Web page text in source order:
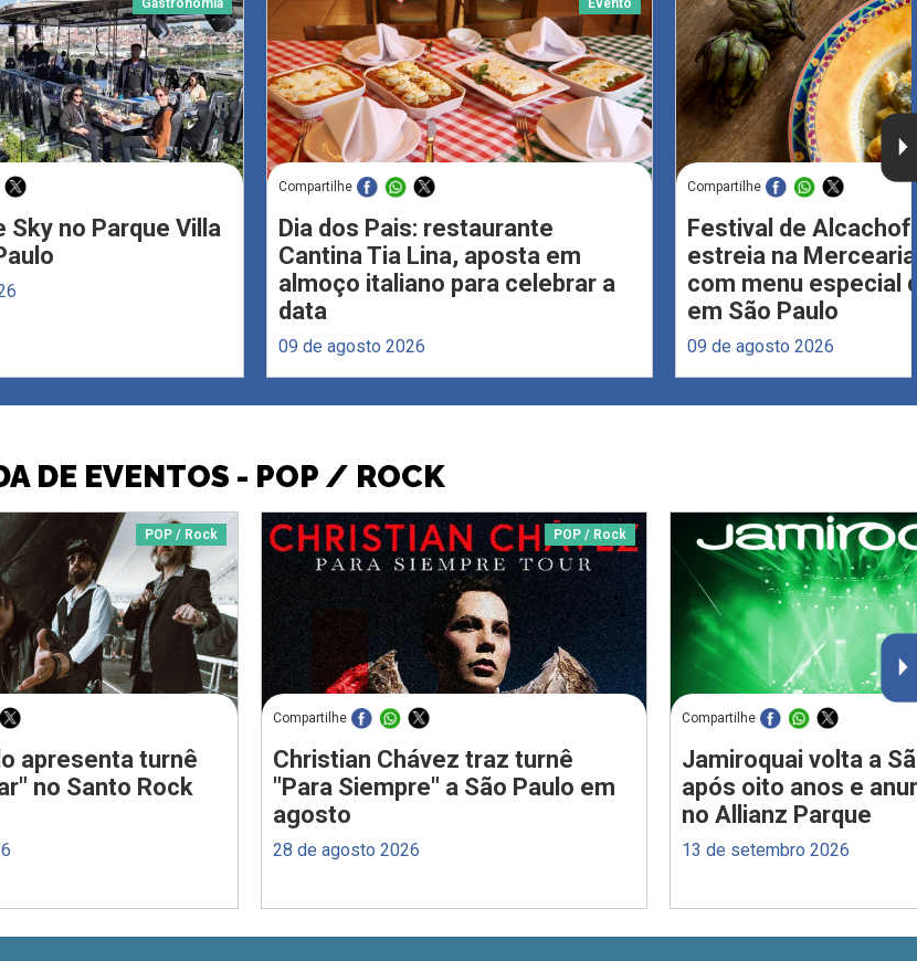
Sky no Parque Villa
Compartilhe
Dia dos Pais: restaurante
Cantina Tia Lina, aposta em
almoço italiano para celebrar a
data
09 de agosto 2026
Compartilhe
Festival de
estreia na
com menu especial
em São Paulo
09 de agosto 2026
DE EVENTOS - POP / ROCK
POP / Rock
apresenta turnê
no Santo Rock
POP / Rock
Compartilhe
Christian Chávez traz turnê
"Para Siempre" a São Paulo em
agosto
28 de agosto 2026
Compartilhe
Jamiroquai volta a
após oito anos e
no Allianz Parque
13 de setembro 2026